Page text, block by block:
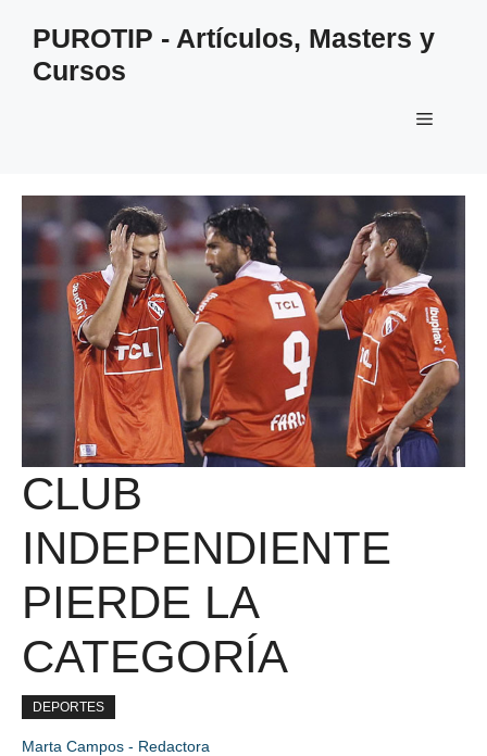
contenido
PUROTIP - Artículos, Masters y
Cursos
Menú
CLUB
INDEPENDIENTE
PIERDE LA
CATEGORÍA
DEPORTES
Marta Campos - Redactora